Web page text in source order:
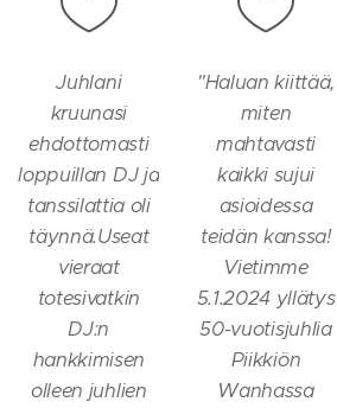
Juhlani
kruunasi
ehdottomasti
loppuillan DJ ja
tanssilattia oli
täynnä.Useat
vieraat
totesivatkin
DJ:n
hankkimisen
olleen juhlien
"Haluan kiittää,
miten
mahtavasti
kaikki sujui
asioidessa
teidän kanssa!
Vietimme
5.1.2024 yllätys
50-vuotisjuhlia
Piikkiön
Wanhassa